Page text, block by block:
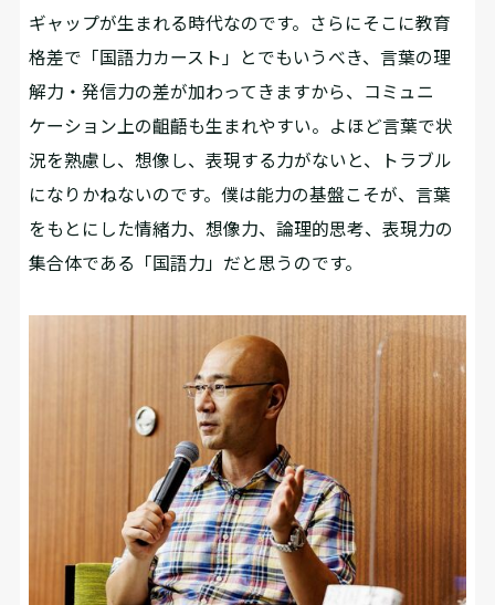
ギャップが生まれる時代なのです。さらにそこに教育
格差で「国語力カースト」とでもいうべき、言葉の理
解力・発信力の差が加わってきますから、コミュニ
ケーション上の齟齬も生まれやすい。よほど言葉で状
況を熟慮し、想像し、表現する力がないと、トラブル
になりかねないのです。僕は能力の基盤こそが、言葉
をもとにした情緒力、想像力、論理的思考、表現力の
集合体である「国語力」だと思うのです。